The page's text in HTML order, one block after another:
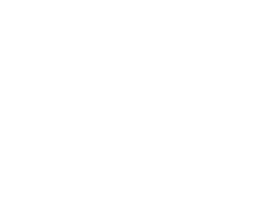
your Azure-SSIS IR
SQL Server license with Software Assurance to
x number of cores, 8) are currently supported
and its associated files are stored
network service endpoints/SQL Managed
your Azure SQL Database with virtual network